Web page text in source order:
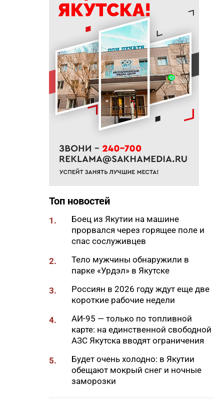
18:18
ВТБ: россияне увеличивают
расходы на спорт и здоровый
образ жизни
18:16
Сенатор Борисов назвал
встречу главы Якутии с
Путиным сигналом доверия и
значимости региона
18:01
Социальные участковые в
Якутии приняли около 2000
обращений
33 цветка с клумбы в центре
Якутска
«Полюс Строя» Евгений
климате
Слет молодых специалистов
30 участников из трех
муниципалитетов
17:34
Якутяне подали более 61
тысяч заявлений на получение
земельных участков
«Точка будущего. Якутия»:
самый масштабный
образовательный проект на
вечной мерзлоте
47 участников из арктических
Топ новостей
1.
Боец из Якутии на машине
прорвался через горящее поле и
спас сослуживцев
2.
Тело мужчины обнаружили в
парке «Урдэл» в Якутске
3.
Россиян в 2026 году ждут еще две
короткие рабочие недели
4.
АИ-95 — только по топливной
карте: на единственной свободной
АЗС Якутска вводят ограничения
5.
Будет очень холодно: в Якутии
обещают мокрый снег и ночные
заморозки